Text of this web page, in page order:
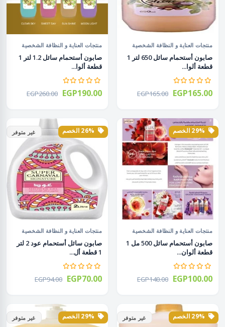
منتجات العناية و النظافة الشخصية
صابون أستحمام سائل 650 لتر 1
قطعة ألوا...
EGP165.00 EGP165.00
منتجات العناية و النظافة الشخصية
صابون أستحمام سائل 1.2 لتر 1
قطعة ألوا...
EGP260.00 EGP190.00
منتجات العناية و النظافة الشخصية
صابون أستحمام سائل 500 مل 1
قطعة ألوان...
EGP140.00 EGP100.00
غير متوفر
منتجات العناية و النظافة الشخصية
صابون سائل أستحمام عود 2 لتر
1 قطعة أل...
EGP94.00 EGP70.00
غير متوفر غير متوفر